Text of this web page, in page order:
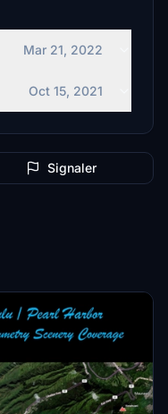
Mar 21, 2022
Oct 15, 2021
Signaler